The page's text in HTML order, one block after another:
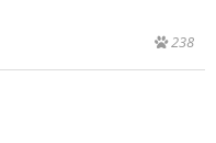
238